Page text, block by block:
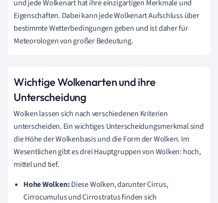
und jede Wolkenart hat ihre einzigartigen Merkmale und
Eigenschaften. Dabei kann jede Wolkenart Aufschluss über
bestimmte Wetterbedingungen geben und ist daher für
Meteorologen von großer Bedeutung.
Wichtige Wolkenarten und ihre
Unterscheidung
Wolken lassen sich nach verschiedenen Kriterien
unterscheiden. Ein wichtiges Unterscheidungsmerkmal sind
die Höhe der Wolkenbasis und die Form der Wolken. Im
Wesentlichen gibt es drei Hauptgruppen von Wolken: hoch,
mittel und tief.
Hohe Wolken:Diese Wolken, darunter Cirrus,
Cirrocumulus und Cirrostratus finden sich